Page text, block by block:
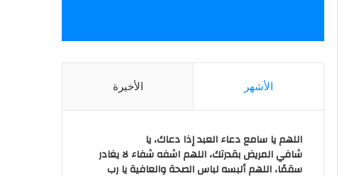
الأشهر الأخيرة
اللهم يا سامع دعاء العبد إذا دعاك، يا
شافي المريض بقدرتك، اللهم اشفه شفاء لا يغادر
سقمًا، اللهم ألبسه لباس الصحة والعافية يا رب